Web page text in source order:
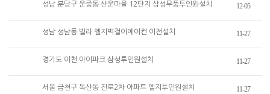
성남 분당구 운중동 산운마을 12단지 삼성무풍투인원설치 12-05
성남 성남동 빌라 엘지벽걸이에어컨 이전설치 11-27
경기도 이천 아이파크 삼성투인원설치 11-27
서울 금천구 독산동 진로2차 아파트 엘지투인원설치 11-27